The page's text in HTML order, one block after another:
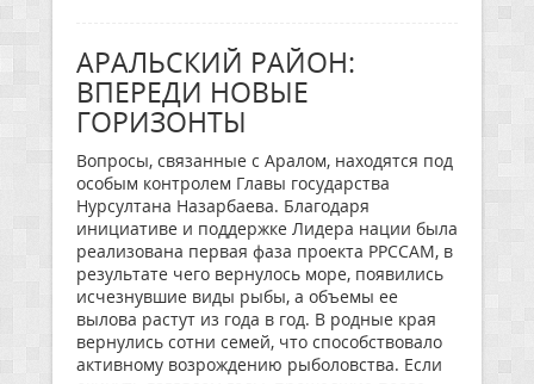
АРАЛЬСКИЙ РАЙОН:
ВПЕРЕДИ НОВЫЕ
ГОРИЗОНТЫ
Вопросы, связанные с Аралом, находятся под
особым контролем Главы государства
Нурсултана Назарбаева. Благодаря
инициативе и поддержке Лидера нации была
реализована первая фаза проекта РРССАМ, в
результате чего вернулось море, появились
исчезнувшие виды рыбы, а объемы ее
вылова растут из года в год. В родные края
вернулись сотни семей, что способствовало
активному возрождению рыболовства. Если